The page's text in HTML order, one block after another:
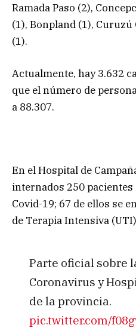
Ramada Paso (2),
(1), Bonpland (1), Curuzú
(1).
Actualmente, hay 3.632
que el número de
a 88.307.
En el Hospital de
internados 250
Covid-19; 67 de ellos se
de Terapia Intensiva
Parte oficial sobre
Coronavirus y
de la provincia.
pic.twitter.com/